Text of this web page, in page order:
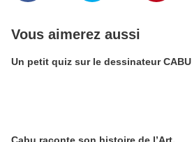
Vous aimerez aussi
Un petit quiz sur le dessinateur CABU